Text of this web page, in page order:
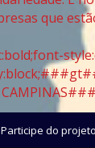
que
Participe do